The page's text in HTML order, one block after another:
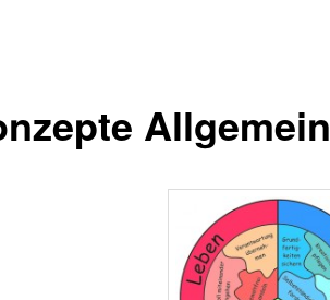
Allgemein